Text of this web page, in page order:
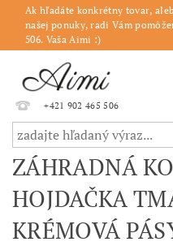
Ak hľadáte konkrétny tovar,
našej ponuky, radi Vám
506. Vaša Aimi :)
+421 902 465 506
ZÁHRADNÁ
HOJDAČKA
KRÉMOVÁ